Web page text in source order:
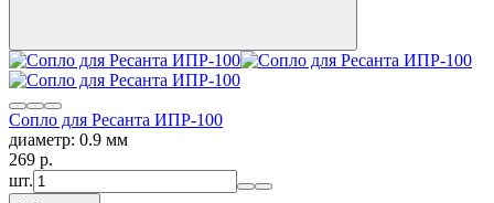
Сопло для Ресанта ИПР-100
диаметр: 0.9 мм
269 p.
шт.